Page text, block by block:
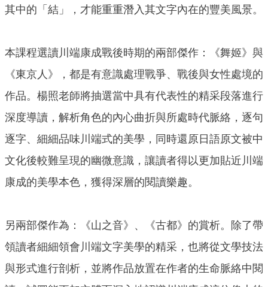
其中的「結」，才能重重潛入其文字內在的豐美風景。
本課程選讀川端康成戰後時期的兩部傑作：《舞姬》與
《東京人》，都是有意識處理戰爭、戰後與女性處境的
作品。楊照老師將抽選當中具有代表性的精采段落進行
深度導讀，解析角色的內心曲折與所處時代脈絡，逐句
逐字、細細品味川端式的美學，同時還原日語原文被中
文化後較難呈現的幽微意識，讓讀者得以更加貼近川端
康成的美學本色，獲得深層的閱讀樂趣。
另兩部傑作為：《山之音》、《古都》的賞析。除了帶
領讀者細細領會川端文字美學的精采，也將從文學技法
與形式進行剖析，並將作品放置在作者的生命脈絡中閱